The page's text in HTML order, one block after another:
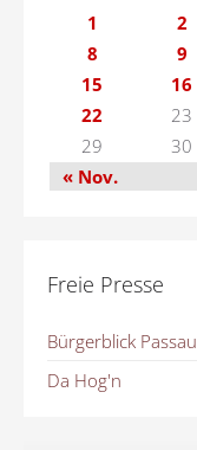
1
2
8
9
15
16
22
23
29
30
« Nov.
Freie Presse
Bürgerblick Passau
Da Hog'n